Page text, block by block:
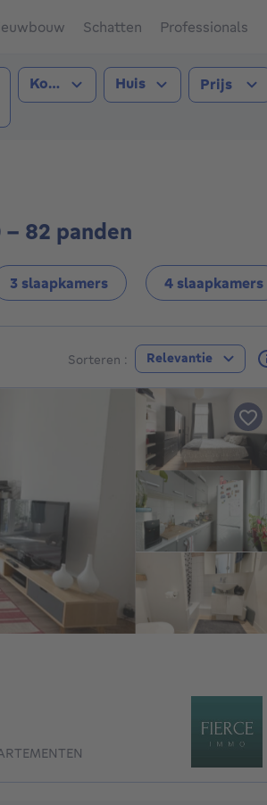
Schatten Professionals
(1060))
Type transactie
Kopen Type pand
Huis Prijs
82 panden
3 slaapkamers 4 slaapkamers
Sorteren : Relevantie